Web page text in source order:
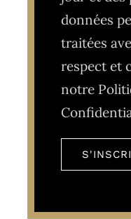
données
traitées
respect et
notre